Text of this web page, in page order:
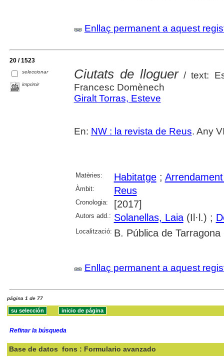
Enllaç permanent a aquest
20 / 1523
seleccionar
imprimir
Ciutats de lloguer/ text:
Francesc Domènech
Giralt Torras, Esteve
En: NW : la revista de Reus. Any
Matèries: Habitatge;
Àmbit: Reus
Cronologia: [2017]
Autors add.: Solanellas, Laia(Il·l.) ;
Localització: B. Pública de Tarragona
Enllaç permanent a aquest
página 1 de 77
Refinar la búsqueda
Base de datos fons : Formulario avanzado